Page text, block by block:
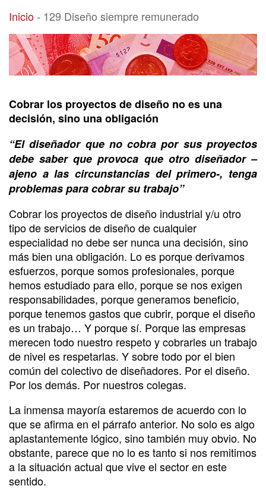
129 Diseño siempre remunerado
Inicio- 129 Diseño siempre remunerado
Cobrar los proyectos de diseño no es una
decisión, sino una obligación
“El diseñador que no cobra por sus proyectos
debe saber que provoca que otro diseñador –
ajeno a las circunstancias del primero-, tenga
problemas para cobrar su trabajo”
Cobrar los proyectos de diseño industrial y/u otro
tipo de servicios de diseño de cualquier
especialidad no debe ser nunca una decisión, sino
más bien una obligación. Lo es porque derivamos
esfuerzos, porque somos profesionales, porque
hemos estudiado para ello, porque se nos exigen
responsabilidades, porque generamos beneficio,
porque tenemos gastos que cubrir, porque el diseño
es un trabajo… Y porque sí. Porque las empresas
merecen todo nuestro respeto y cobrarles un trabajo
de nivel es respetarlas. Y sobre todo por el bien
común del colectivo de diseñadores. Por el diseño.
Por los demás. Por nuestros colegas.
La inmensa mayoría estaremos de acuerdo con lo
que se afirma en el párrafo anterior. No solo es algo
aplastantemente lógico, sino también muy obvio. No
obstante, parece que no lo es tanto si nos remitimos
a la situación actual que vive el sector en este
sentido.